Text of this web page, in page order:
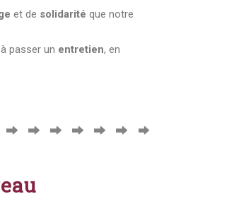
et de solidarité que notre
passer un entretien, en